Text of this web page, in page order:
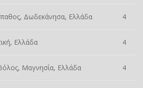
Δωδεκάνησα, Ελλάδα 4
Ελλάδα 4
Μαγνησία, Ελλάδα 4